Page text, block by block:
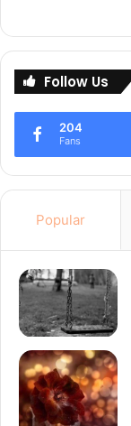
Follow Us
204
Fans
Popular